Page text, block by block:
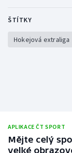
ŠTÍTKY
Hokejová extraliga
APLIKACE ČT SPORT
Mějte celý
velké